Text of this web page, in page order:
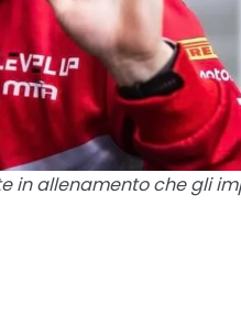
in allenamento che gli